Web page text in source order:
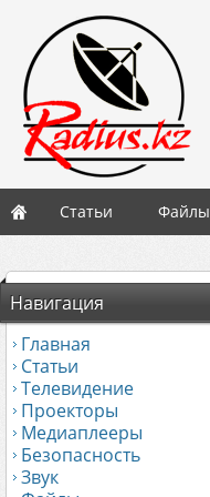
Статьи Файлы
Навигация
Главная
Статьи
Телевидение
Проекторы
Медиаплееры
Безопасность
Звук